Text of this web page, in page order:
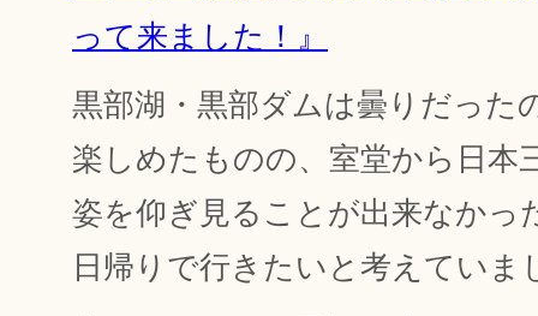
って来ました！』
黒部湖・黒部ダムは曇りだった
楽しめたものの、室堂から日本
姿を仰ぎ見ることが出来なかっ
日帰りで行きたいと考えていま